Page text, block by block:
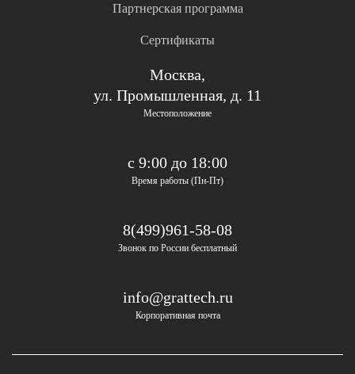
Партнерская программа
Сертификаты
Москва,
ул. Промышленная, д. 11
Местоположение
с 9:00 до 18:00
Время работы (Пн-Пт)
8(499)961-58-08
Звонок по России бесплатный
info@grattech.ru
Корпоративная почта